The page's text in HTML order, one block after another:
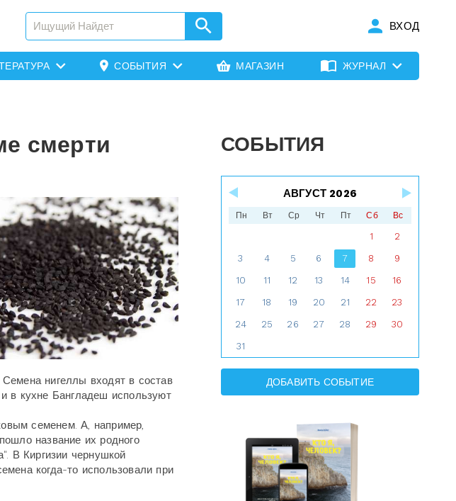
ВХОД
СОБЫТИЯ МАГАЗИН ЖУРНАЛ
смерти
нигеллы входят в состав
в кухне Бангладеш используют
семенем. А, например,
название их родного
В Киргизии чернушкой
когда-то использовали при
СОБЫТИЯ
АВГУСТ 2026
Пн Вт Ср Чт Пт Сб Вс
1 2
3 4 5 6 7 8 9
10 11 12 13 14 15 16
17 18 19 20 21 22 23
24 25 26 27 28 29 30
31
ДОБАВИТЬ СОБЫТИЕ